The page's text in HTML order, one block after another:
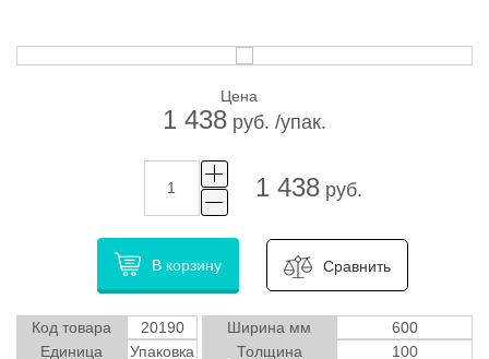
Цена
1 438 руб. /упак.
1 438руб.
В корзину Сравнить
Код товара 20190 Ширина мм
600
Единица
Упаковка
Толщина
100